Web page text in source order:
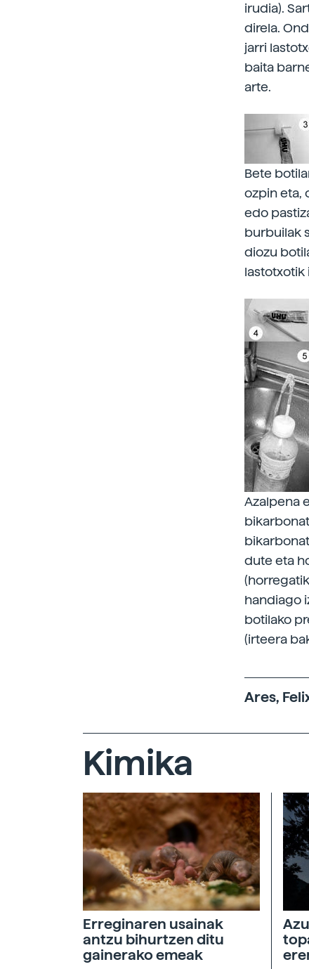
irudia).
direla.
jarri
baita
arte.
Bete
ozpin eta,
edo
burbuilak
diozu
lastotxotik
Azalpena
dute eta
handiago
botilako
(irteera
Ares,
Kimika
Erreginaren usainak
antzu bihurtzen ditu
gainerako emeak